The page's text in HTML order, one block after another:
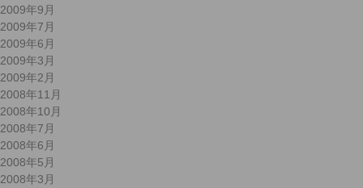
2009年9月
2009年7月
2009年6月
2009年3月
2009年2月
2008年11月
2008年10月
2008年7月
2008年6月
2008年5月
2008年3月